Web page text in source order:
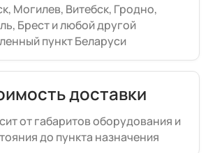
Могилев, Витебск, Гродно,
Брест и любой другой
пункт Беларуси
доставки
от габаритов оборудования и
до пункта назначения